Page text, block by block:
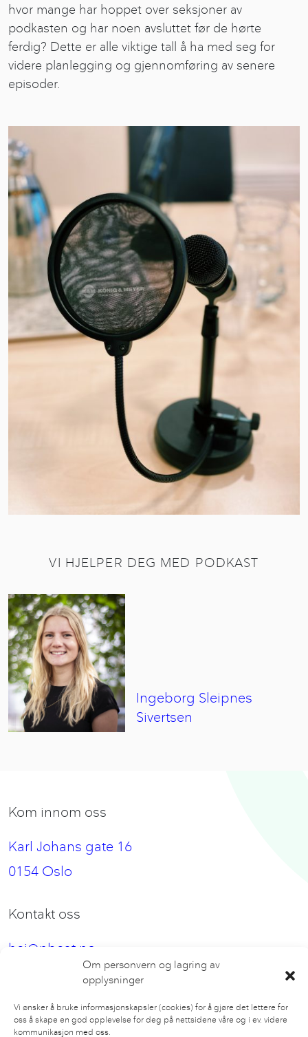
Om personvern og lagring av
opplysninger
Vi ønsker å bruke informasjonskapsler (cookies) for å gjøre det lettere for
oss å skape en god opplevelse for deg på nettsidene våre og i ev. videre
kommunikasjon med oss.
hvor mange har hoppet over seksjoner av
podkasten og har noen avsluttet før de hørte
ferdig? Dette er alle viktige tall å ha med seg for
videre planlegging og gjennomføring av senere
episoder.
VI HJELPER DEG MED PODKAST
Ingeborg Sleipnes
Sivertsen
Kom innom oss
Karl Johans gate 16
0154 Oslo
Kontakt oss
hei@nbeat.no
Facebook